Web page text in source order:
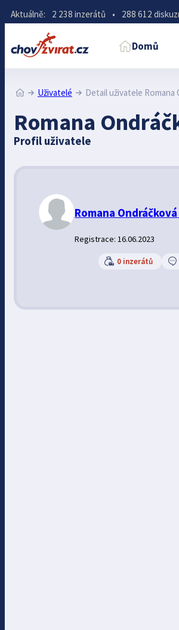
Aktuálně: 2 238 inzerátů • 288 612
Domů
Uživatelé Detail uživatele Romana
Romana
Profil uživatele
Romana Ondráčková
Registrace: 16.06.2023
0 inzerátů